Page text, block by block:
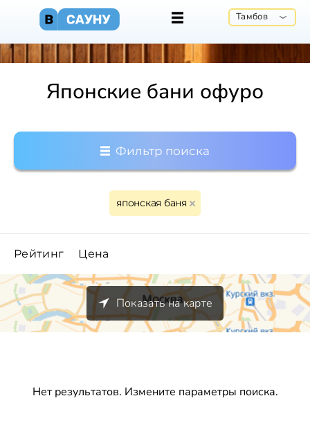
Тамбов
Японские бани офуро
Фильтр поиска
японская баня
Рейтинг Цена
Показать на карте
Нет результатов. Измените параметры поиска.